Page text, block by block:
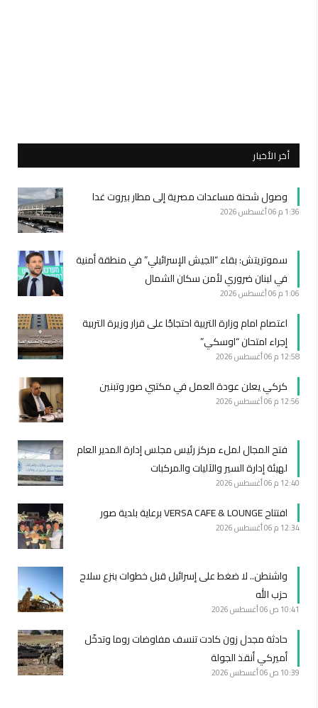
أخر الأخبار
وصول شحنة مساعدات مصرية إلى مطار بيروت غدا
1:36 م 06 أغسطس 2026
سموتريتش: بقاء “الجيش الإسرائيلي” في منطقة أمنية
في لبنان ضروري لأمن سكان الشمال
1:06 م 06 أغسطس 2026
اعتصام امام وزارة التربية احتجاجًا على قرار وزيرة التربية
إجراء امتحان “اوسكي”
12:58 م 06 أغسطس 2026
كركي يعلن عودة العمل في مكتبي صور وتبنين
12:56 م 06 أغسطس 2026
فتح المجال لملء مركز رئيس مجلس إدارة المدير العام
لهيئة إدارة السير والآليات والمركبات
12:40 م 06 أغسطس 2026
افتتاح VERSA CAFE & LOUNGE برعاية بلدية صور
12:34 م 06 أغسطس 2026
واشنطن.. لا ضغط على إسرائيل قبل خطوات بنزع سلاح
حزب الله
10:41 ص 06 أغسطس 2026
حادثة مجدل زون كادت تنسف مفاوضات روما وتدخّل
أميركي أنقذ الجولة
10:39 ص 06 أغسطس 2026